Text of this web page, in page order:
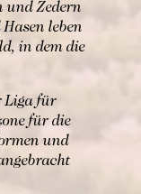
und Zedern
Hasen leben
in dem die
Liga für
für die
und